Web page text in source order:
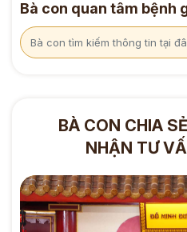
Bà con quan tâm bệnh
BÀ CON CHIA
NHẬN TƯ